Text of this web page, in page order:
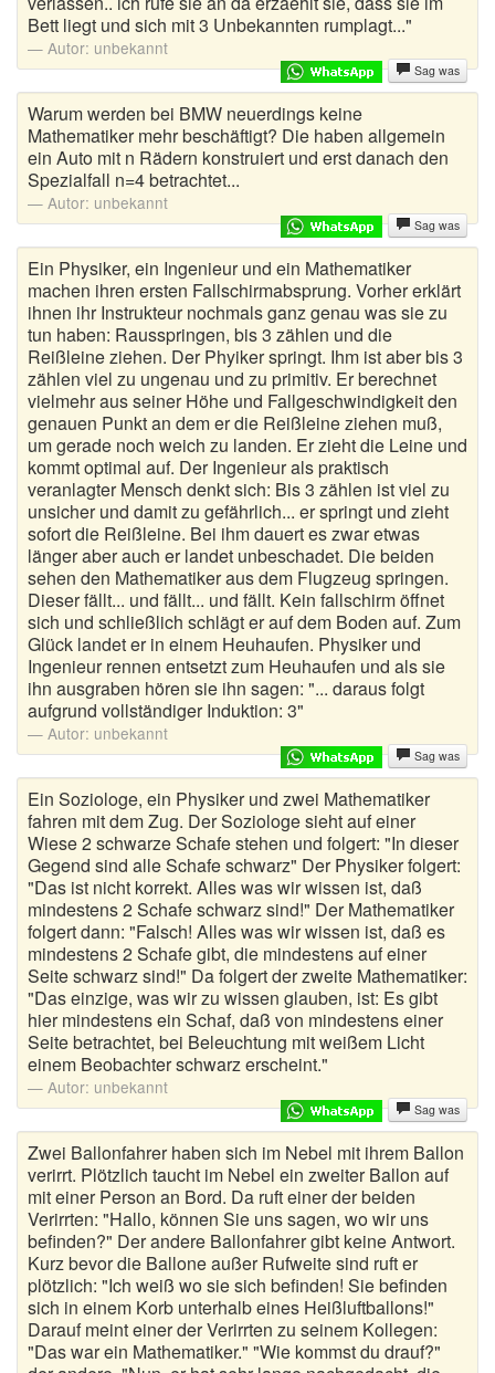
Letzte Worte
Lustige Abkürzungen
Lustige Autokennzeichen
Lustige Fragen
Lustige Zitate
Männerwitze
Mantawitze
Musikerwitze
Mutproben
Ossi Witze
Österreicher Witze
Ostfriesenwitze
Polenwitze
Politiker Witze
Polizei Witze
Schlechte Witze
Schottenwitze
Schulwitze
Schwabenwitze
Schwarzer Humor Witze
Schwulenwitze
SMS Sprüche
Sportwitze
Studentenwitze
Tierwitze
Toilettensprüche
Trabi Witze
Türkenwitze
Bett liegt und sich mit 3 Unbekannten rumplagt..."
Autor: unbekannt
Sag was
Warum werden bei BMW neuerdings keine
Mathematiker mehr beschäftigt? Die haben allgemein
ein Auto mit n Rädern konstruiert und erst danach den
Spezialfall n=4 betrachtet...
Autor: unbekannt
Sag was
Ein Physiker, ein Ingenieur und ein Mathematiker
machen ihren ersten Fallschirmabsprung. Vorher erklärt
ihnen ihr Instrukteur nochmals ganz genau was sie zu
tun haben: Rausspringen, bis 3 zählen und die
Reißleine ziehen. Der Phyiker springt. Ihm ist aber bis 3
zählen viel zu ungenau und zu primitiv. Er berechnet
vielmehr aus seiner Höhe und Fallgeschwindigkeit den
genauen Punkt an dem er die Reißleine ziehen muß,
um gerade noch weich zu landen. Er zieht die Leine und
kommt optimal auf. Der Ingenieur als praktisch
veranlagter Mensch denkt sich: Bis 3 zählen ist viel zu
unsicher und damit zu gefährlich... er springt und zieht
sofort die Reißleine. Bei ihm dauert es zwar etwas
länger aber auch er landet unbeschadet. Die beiden
sehen den Mathematiker aus dem Flugzeug springen.
Dieser fällt... und fällt... und fällt. Kein fallschirm öffnet
sich und schließlich schlägt er auf dem Boden auf. Zum
Glück landet er in einem Heuhaufen. Physiker und
Ingenieur rennen entsetzt zum Heuhaufen und als sie
ihn ausgraben hören sie ihn sagen: "... daraus folgt
aufgrund vollständiger Induktion: 3"
Autor: unbekannt
Sag was
Ein Soziologe, ein Physiker und zwei Mathematiker
fahren mit dem Zug. Der Soziologe sieht auf einer
Wiese 2 schwarze Schafe stehen und folgert: "In dieser
Gegend sind alle Schafe schwarz" Der Physiker folgert:
"Das ist nicht korrekt. Alles was wir wissen ist, daß
mindestens 2 Schafe schwarz sind!" Der Mathematiker
folgert dann: "Falsch! Alles was wir wissen ist, daß es
mindestens 2 Schafe gibt, die mindestens auf einer
Seite schwarz sind!" Da folgert der zweite Mathematiker:
"Das einzige, was wir zu wissen glauben, ist: Es gibt
hier mindestens ein Schaf, daß von mindestens einer
Seite betrachtet, bei Beleuchtung mit weißem Licht
einem Beobachter schwarz erscheint."
Autor: unbekannt
Sag was
Zwei Ballonfahrer haben sich im Nebel mit ihrem Ballon
verirrt. Plötzlich taucht im Nebel ein zweiter Ballon auf
mit einer Person an Bord. Da ruft einer der beiden
Verirrten: "Hallo, können Sie uns sagen, wo wir uns
befinden?" Der andere Ballonfahrer gibt keine Antwort.
Kurz bevor die Ballone außer Rufweite sind ruft er
plötzlich: "Ich weiß wo sie sich befinden! Sie befinden
sich in einem Korb unterhalb eines Heißluftballons!"
Darauf meint einer der Verirrten zu seinem Kollegen:
"Das war ein Mathematiker." "Wie kommst du drauf?"